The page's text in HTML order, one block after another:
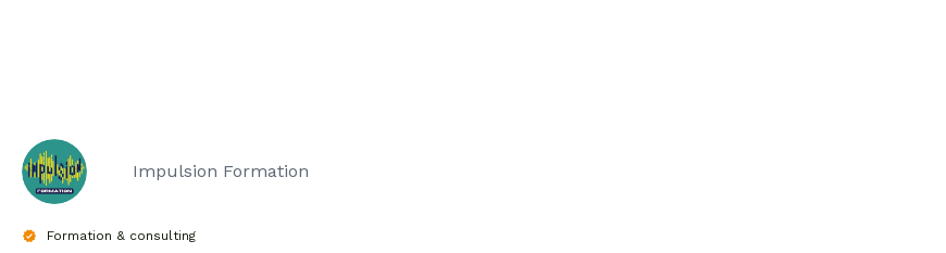
Impulsion Formation
Formation & consulting